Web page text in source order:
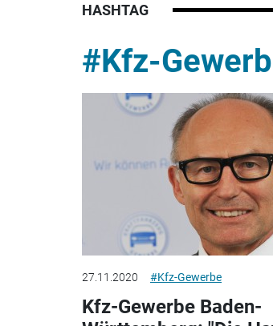
HASHTAG
#Kfz-
27.11.2020 #Kfz-Gewerbe
Kfz-Gewerbe Baden-